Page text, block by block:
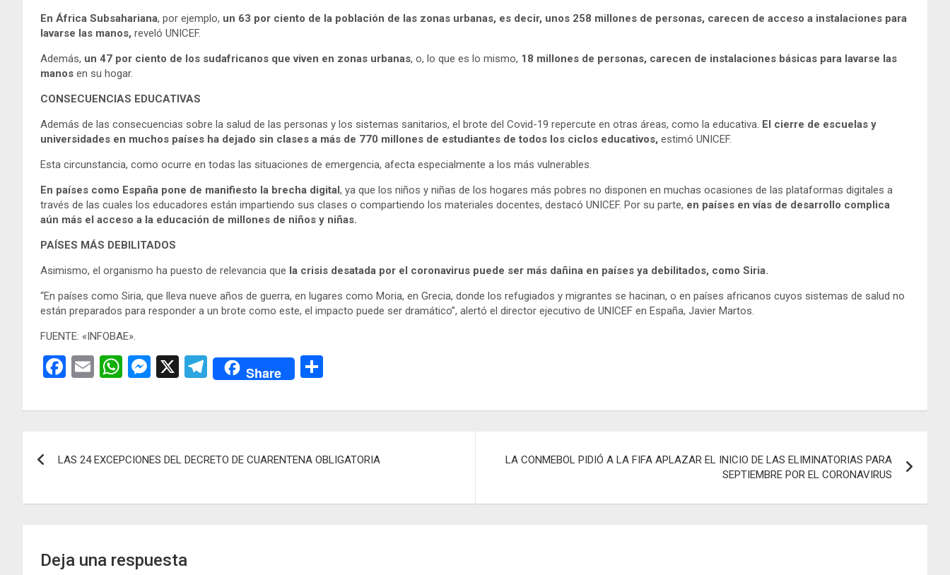
En África Subsahariana, por ejemplo, un 63 por ciento de la población de las zonas urbanas, es decir, unos 258 millones de personas, carecen de acceso a instalaciones para
lavarse las manos, reveló UNICEF.
Además, un 47 por ciento de los sudafricanos que viven en zonas urbanas, o, lo que es lo mismo, 18 millones de personas, carecen de instalaciones básicas para lavarse las
manos en su hogar.
CONSECUENCIAS EDUCATIVAS
Además de las consecuencias sobre la salud de las personas y los sistemas sanitarios, el brote del Covid-19 repercute en otras áreas, como la educativa. El cierre de escuelas y
universidades en muchos países ha dejado sin clases a más de 770 millones de estudiantes de todos los ciclos educativos, estimó UNICEF.
Esta circunstancia, como ocurre en todas las situaciones de emergencia, afecta especialmente a los más vulnerables.
En países como España pone de manifiesto la brecha digital, ya que los niños y niñas de los hogares más pobres no disponen en muchas ocasiones de las plataformas digitales a
través de las cuales los educadores están impartiendo sus clases o compartiendo los materiales docentes, destacó UNICEF. Por su parte, en países en vías de desarrollo complica
aún más el acceso a la educación de millones de niños y niñas.
PAÍSES MÁS DEBILITADOS
Asimismo, el organismo ha puesto de relevancia que la crisis desatada por el coronavirus puede ser más dañina en países ya debilitados, como Siria.
“En países como Siria, que lleva nueve años de guerra, en lugares como Moria, en Grecia, donde los refugiados y migrantes se hacinan, o en países africanos cuyos sistemas de salud no
están preparados para responder a un brote como este, el impacto puede ser dramático”, alertó el director ejecutivo de UNICEF en España, Javier Martos.
FUENTE: «INFOBAE».
F
ce
o
k
E
ail
W
at
A
p
M
se
g
X
T
el
e
a
Share
m
ar
de
entradas
LAS 24 EXCEPCIONES DEL DECRETO DE CUARENTENA OBLIGATORIA
LA CONMEBOL PIDIÓ A LA FIFA APLAZAR EL INICIO DE LAS ELIMINATORIAS PARA
SEPTIEMBRE POR EL CORONAVIRUS
Deja una respuesta